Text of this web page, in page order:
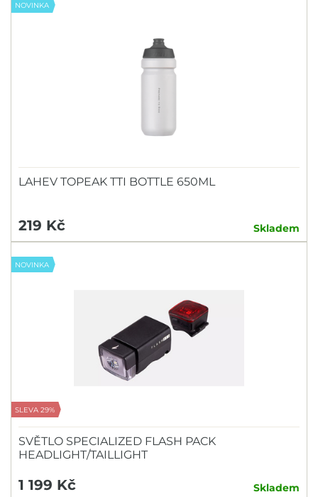
NOVINKA
LAHEV TOPEAK TTI BOTTLE 650ML
219 Kč Skladem
NOVINKA
SLEVA 29%
SVĚTLO SPECIALIZED FLASH PACK
HEADLIGHT/TAILLIGHT
1 199 Kč Skladem